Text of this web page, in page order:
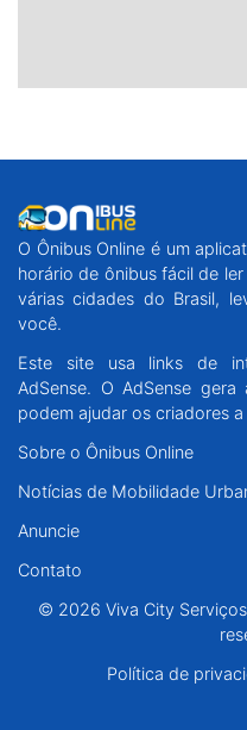
O Ônibus Online é um
horário de ônibus fácil de
várias cidades do Brasil,
você.
Este site usa links de
AdSense. O AdSense
podem ajudar os criadores
Sobre o Ônibus Online
Notícias de Mobilidade
Anuncie
Contato
© 2026 Viva City
Política de